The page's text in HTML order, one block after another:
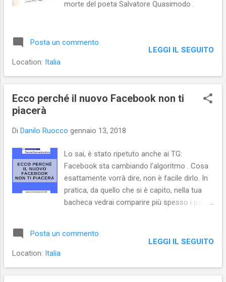
morte del poeta Salvatore Quasimodo .
Posta un commento
Location: Italia
LEGGI IL SEGUITO
Ecco perché il nuovo Facebook non ti
piacerà
Di Danilo Ruocco gennaio 13, 2018
Lo sai, è stato ripetuto anche ai TG:
Facebook sta cambiando l’algoritmo . Cosa
esattamente vorrà dire, non è facile dirlo. In
pratica, da quello che si è capito, nella tua
bacheca vedrai comparire più spesso i post
giornalistiche, blogger et similia . Il perché
intenzione di tornare alle origini, ovvero a
Posta un commento
Location: Italia
LEGGI IL SEGUITO